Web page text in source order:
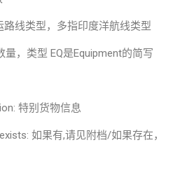
路线类型，多指印度洋航线类型
量，类型 EQ是Equipment的简写
特别货物信息
如果有,请见附档/如果存在，